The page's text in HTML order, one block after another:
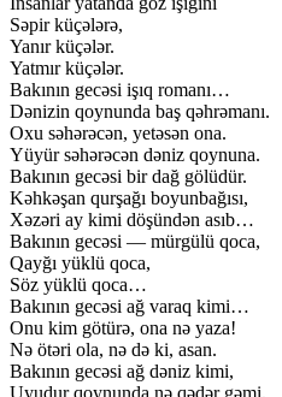
Səpir küçələrə,
Yanır küçələr.
Yatmır küçələr.
Bakının gecəsi işıq romanı…
Dənizin qoynunda baş qəhrəmanı.
Oxu səhərəcən, yetəsən ona.
Yüyür səhərəcən dəniz qoynuna.
Bakının gecəsi bir dağ gölüdür.
Kəhkəşan qurşağı boyunbağısı,
Xəzəri ay kimi döşündən asıb…
Bakının gecəsi — mürgülü qoca,
Qayğı yüklü qoca,
Söz yüklü qoca…
Bakının gecəsi ağ varaq kimi…
Onu kim götürə, ona nə yaza!
Nə ötəri ola, nə də ki, asan.
Bakının gecəsi ağ dəniz kimi,
Uyudur qoynunda nə qədər gəmi,